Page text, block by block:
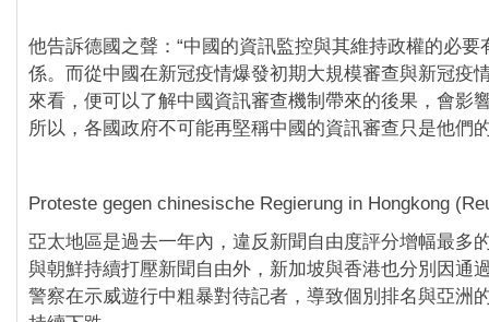
他告訴德國之聲：“中國的資訊監控與其維持政權的必要
係。而從中國在新冠疫情爆發初期大規模審查與新冠疫
來看，便可以了解中國資訊審查機制帶來的後果，會影
所以，各國政府不可能再堅稱中國的資訊審查只是他們
Proteste gegen chinesische Regierung in Hongkong
亞太地區是過去一年內，違反新聞自由度評分增幅最多
與朝鮮持續打壓新聞自由外，新加坡與香港也分別因通
警察在示威遊行中粗暴對待記者，導致個別排名與亞洲